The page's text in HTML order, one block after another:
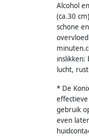
Alcohol
(ca.30
schone
lucht,
* De
gebruik
even